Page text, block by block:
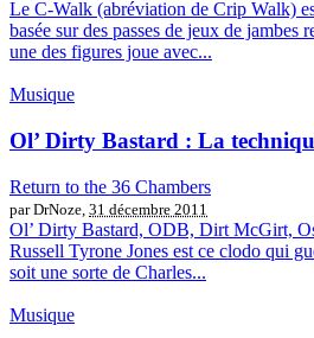
Le C-Walk (abréviation de Crip Walk)
basée sur des passes de jeux de jambes
une des figures joue avec...
Musique
Ol’ Dirty Bastard : La
Return to the 36 Chambers
par DrNoze, 31 décembre 2011
Ol’ Dirty Bastard, ODB, Dirt McGirt,
Russell Tyrone Jones est ce clodo qui
soit une sorte de Charles...
Musique